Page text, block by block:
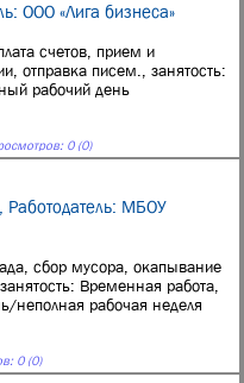
ООО «Лига бизнеса»
счетов, прием и
отправка писем., занятость:
рабочий день
0 (0)
Работодатель: МБОУ
сбор мусора, окапывание
Временная работа,
неполная рабочая неделя
0 (0)